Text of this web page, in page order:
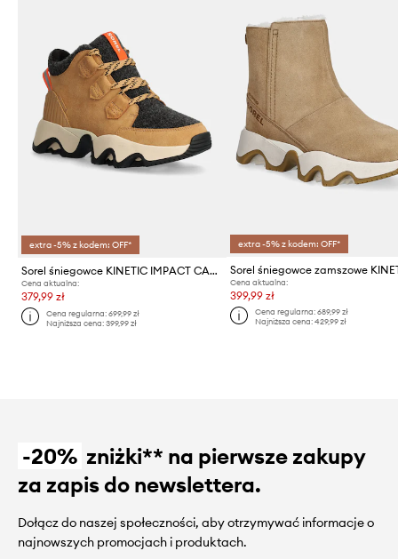
extra -5% z kodem: OFF*
Sorel śniegowce KINETIC IMPACT CARIBOU P
Cena aktualna:
379,99 zł
Cena regularna:699,99 zł
Najniższa cena:399,99 zł
extra -5% z kodem: OFF*
Cena aktualna:
399,99 zł
Cena regularna: 689,99 zł
Najniższa cena: 429,99 zł
-20% zniżki** na pierwsze zakupy
za zapis do newslettera.
Dołącz do naszej społeczności, aby otrzymywać informacje o
najnowszych promocjach i produktach.